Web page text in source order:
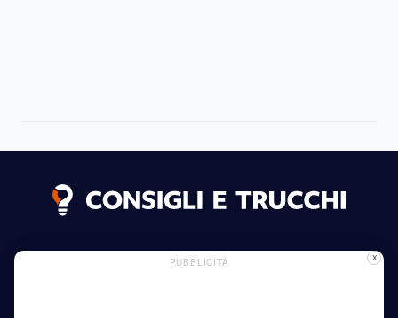
Dichiarazione dei Cookie
Informazioni sui letti
PUBBLICITÀ X